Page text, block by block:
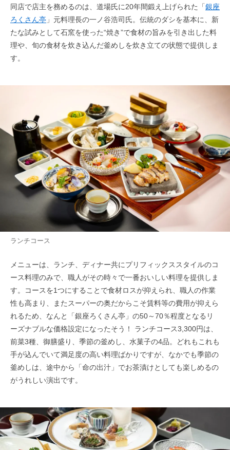
同店で店主を務めるのは、道場氏に20年間鍛え上げられた「銀座
ろくさん亭 」元料理長の一ノ谷浩司氏。伝統のダシを基本に、新
たな試みとして石窯を使った“焼き”で食材の旨みを引き出した料
理や、旬の食材を炊き込んだ釜めしを炊き立ての状態で提供しま
す。
ランチコース
メニューは、ランチ、ディナー共にプリフィックススタイルのコ
ース料理のみで、職人がその時々で一番おいしい料理を提供しま
す。コースを1つにすることで食材ロスが抑えられ、職人の作業
性も高まり、またスーパーの奥だからこそ賃料等の費用が抑えら
れるため、なんと「銀座ろくさん亭」の50～70％程度となるリ
ーズナブルな価格設定になったそう！ ランチコース3,300円は、
前菜3種、御膳盛り、季節の釜めし、水菓子の4品。どれもこれも
手が込んでいて満足度の高い料理ばかりですが、なかでも季節の
釜めしは、途中から「命の出汁」でお茶漬けとしても楽しめるの
がうれしい演出です。